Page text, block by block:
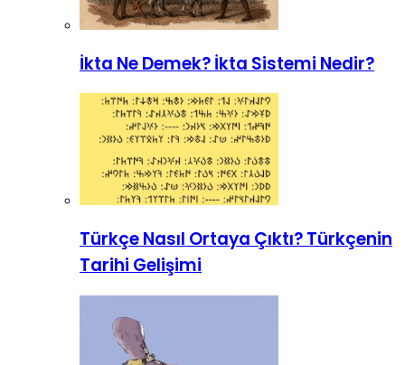
İkta Ne Demek? İkta Sistemi Nedir?
Türkçe Nasıl Ortaya Çıktı? Türkçenin
Tarihi Gelişimi